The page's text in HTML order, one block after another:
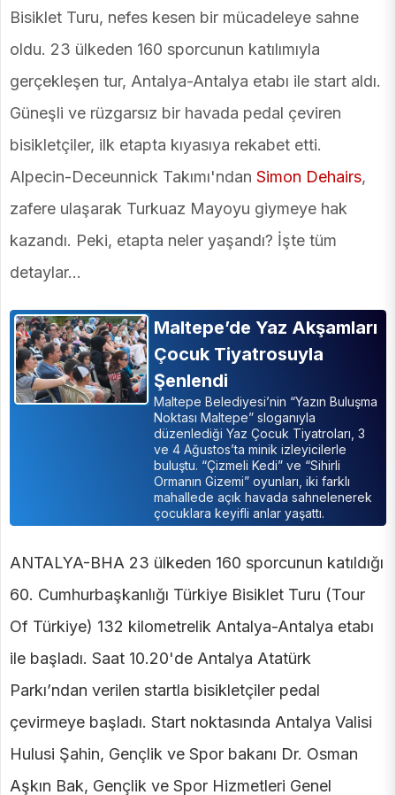
Bisiklet Turu, nefes kesen bir mücadeleye sahne
oldu. 23 ülkeden 160 sporcunun katılımıyla
gerçekleşen tur, Antalya-Antalya etabı ile start aldı.
Güneşli ve rüzgarsız bir havada pedal çeviren
bisikletçiler, ilk etapta kıyasıya rekabet etti.
Alpecin-Deceunnick Takımı'ndan Simon Dehairs,
zafere ulaşarak Turkuaz Mayoyu giymeye hak
kazandı. Peki, etapta neler yaşandı? İşte tüm
detaylar...
Maltepe’de Yaz Akşamları
Çocuk Tiyatrosuyla
Şenlendi
Maltepe Belediyesi’nin “Yazın Buluşma
Noktası Maltepe” sloganıyla
düzenlediği Yaz Çocuk Tiyatroları, 3
ve 4 Ağustos’ta minik izleyicilerle
buluştu. “Çizmeli Kedi” ve “Sihirli
Ormanın Gizemi” oyunları, iki farklı
mahallede açık havada sahnelenerek
çocuklara keyifli anlar yaşattı.
ANTALYA-BHA 23 ülkeden 160 sporcunun katıldığı
60. Cumhurbaşkanlığı Türkiye Bisiklet Turu (Tour
Of Türkiye) 132 kilometrelik Antalya-Antalya etabı
ile başladı. Saat 10.20'de Antalya Atatürk
Parkı’ndan verilen startla bisikletçiler pedal
çevirmeye başladı. Start noktasında Antalya Valisi
Hulusi Şahin, Gençlik ve Spor bakanı Dr. Osman
Aşkın Bak, Gençlik ve Spor Hizmetleri Genel